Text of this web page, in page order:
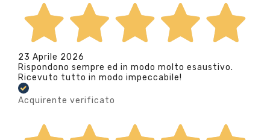
23 Aprile 2026
Rispondono sempre ed in modo molto esaustivo.
Ricevuto tutto in modo impeccabile!
Acquirente verificato